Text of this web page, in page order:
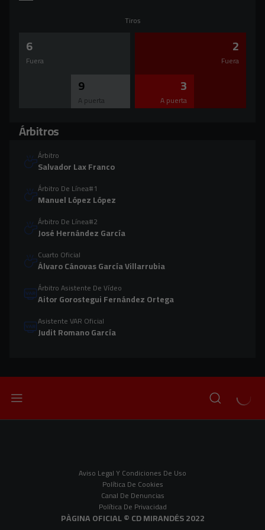
Tiros
6
Fuera
9
A puerta
2
Fuera
3
A puerta
Árbitros
Árbitro
Salvador Lax Franco
Árbitro De Línea#1
Manuel López López
Árbitro De Línea#2
José Hernández García
Cuarto Oficial
Álvaro Cánovas García Villarrubia
Árbitro Asistente De Vídeo
Aitor Gorostegui Fernández Ortega
Asistente VAR Oficial
Judit Romano García
Aviso Legal Y Condiciones De Uso
Política De Cookies
Canal De Denuncias
Política De Privacidad
PÀGINA OFICIAL © CD MIRANDÉS 2022